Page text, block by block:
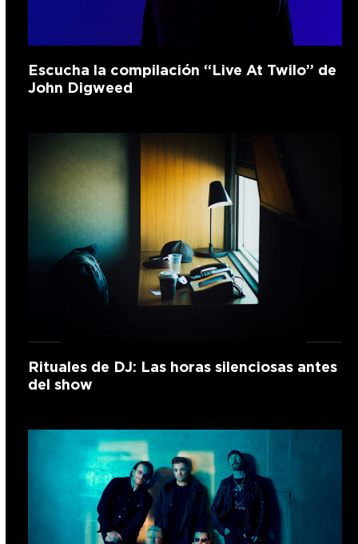
Escucha la compilación “Live At Twilo” de
John Digweed
Rituales de DJ: Las horas silenciosas antes
del show